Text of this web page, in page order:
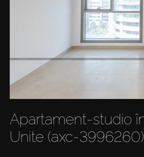
Apartament-studio
Unite (axc-3996260)